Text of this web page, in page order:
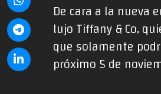
De cara a la nueva
lujo Tiffany & Co,
que solamente
próximo 5 de